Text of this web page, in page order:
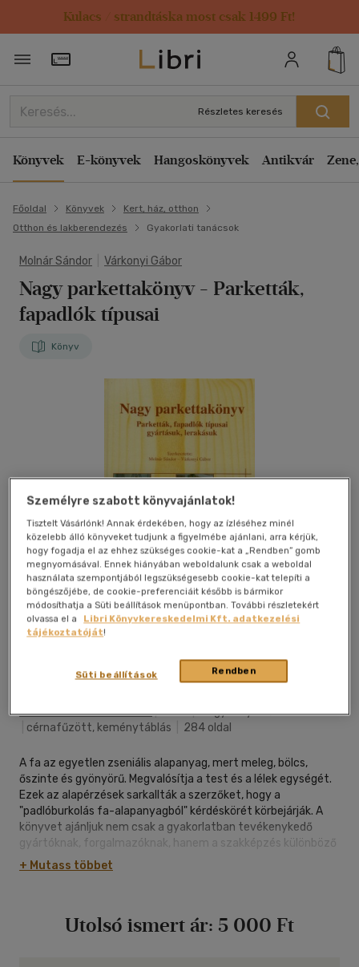
Kulacs / strandtáska most csak 1499 Ft!
Törzsvásárlói Kártya adatai
Részletes keresés
Könyvek E-könyvek Hangoskönyvek Antikvár
Főoldal Könyvek
Kert, ház, otthon
Otthon és lakberendezés
Gyakorlati tanácsok
Molnár Sándor Várkonyi Gábor
Nagy parkettakönyv - Parketták,
fapadlók típusai
Könyv
Szaktudás Kiadó Ház Zrt.|2007|magyar nyelvű
cérnafűzött, keménytáblás 284 oldal
A fa az egyetlen zseniális alapanyag, mert meleg, bölcs,
őszinte és gyönyörű. Megvalósítja a test és a lélek egységét.
Ezek az alapérzések sarkallták a szerzőket, hogy a
"padlóburkolás fa-alapanyagból" kérdéskörét körbejárják. A
könyvet ajánljuk nem csak a gyakorlatban tevékenykedő
gyártóknak, forgalmazóknak, hanem a szakképzés különböző
szintjén (szakközépiskola, egyetem) tanuló hallgatóknak és a
szélesebb érdeklődő szakközönségnek egyaránt.
+ Mutass többet
Utolsó ismert ár: 5 000 Ft
Személyre szabott könyvajánlatok!
Tisztelt Vásárlónk! Annak érdekében, hogy az ízléséhez minél
közelebb álló könyveket tudjunk a figyelmébe ajánlani, arra kérjük,
hogy fogadja el az ehhez szükséges cookie-kat a „Rendben” gomb
megnyomásával. Ennek hiányában weboldalunk csak a weboldal
használata szempontjából legszükségesebb cookie-kat telepíti a
böngészőjébe, de cookie-preferenciáit később is bármikor
módosíthatja a Süti beállítások menüpontban. További részletekért
olvassa el a
Libri Könyvkereskedelmi Kft. adatkezelési
tájékoztatóját!
Rendben
Süti beállítások